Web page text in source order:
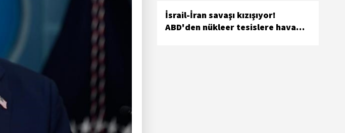
İsrail-İran savaşı kızışıyor!
ABD'den nükleer tesislere hava